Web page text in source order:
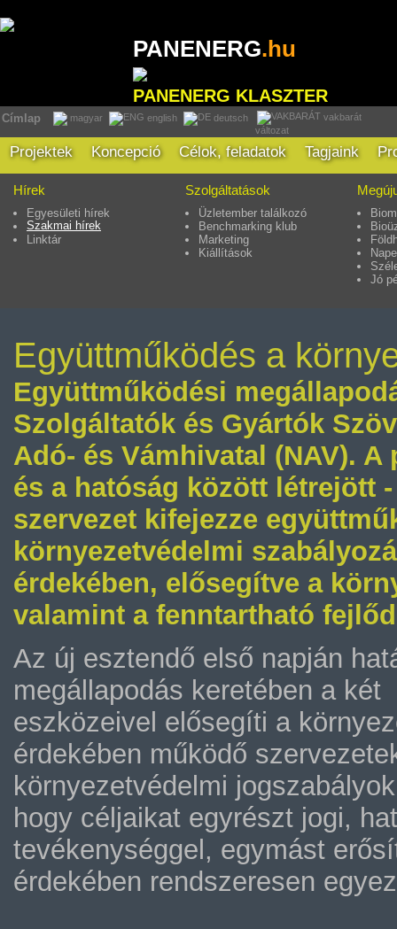
PANENERG.hu
PANENERG KLASZTER
Címlap magyar english deutsch
vakbarát
változat
Projektek Koncepció Célok, feladatok Tagjaink
Hírek
Egyesületi hírek
Szakmai hírek
Linktár
Szolgáltatások
Üzletember találkozó
Benchmarking klub
Marketing
Kiállítások
Jó
Együttműködés a
Együttműködési
Szolgáltatók és Gyártók
Adó- és Vámhivatal (NAV).
és a hatóság között létrejött
szervezet kifejezze
környezetvédelmi
érdekében, elősegítve a
valamint a fenntartható
Az új esztendő első napján
megállapodás keretében a
eszközeivel elősegíti a
érdekében működő
környezetvédelmi
hogy céljaikat egyrészt jogi,
tevékenységgel, egymást
érdekében rendszeresen